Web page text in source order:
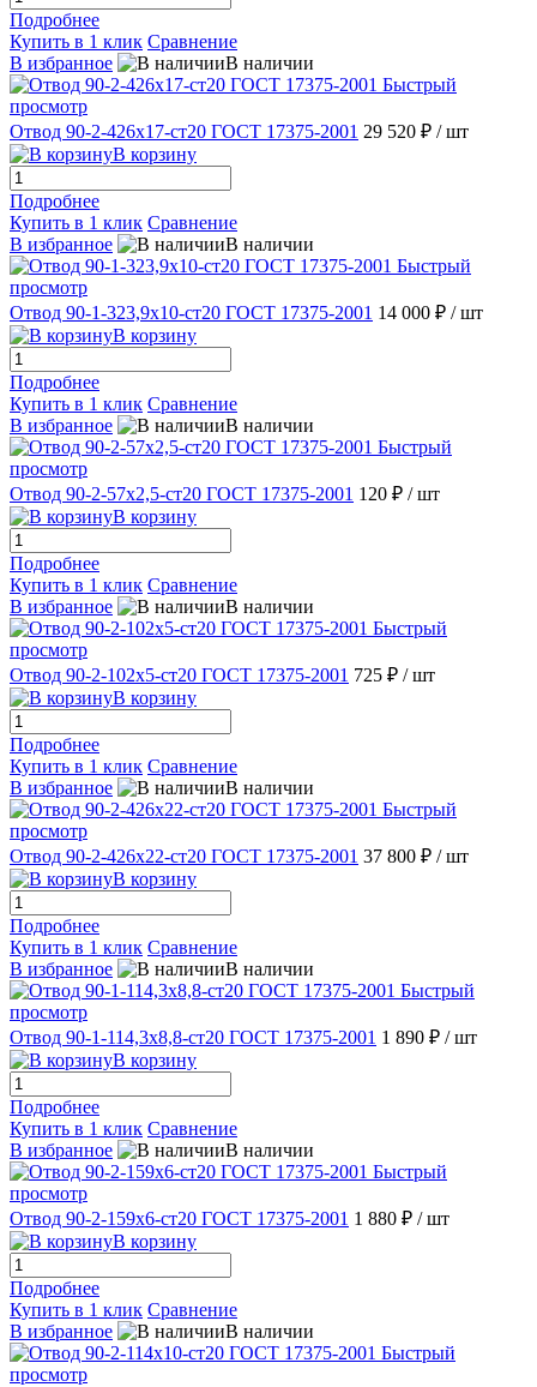
Подробнее
Купить в 1 клик Сравнение
В избранное
В наличии
Быстрый
просмотр
Отвод 90-2-426х17-ст20 ГОСТ 17375-2001 29 520 ₽ / шт
В корзину
Подробнее
Купить в 1 клик Сравнение
В избранное
В наличии
Быстрый
просмотр
Отвод 90-1-323,9х10-ст20 ГОСТ 17375-2001 14 000 ₽ / шт
В корзину
Подробнее
Купить в 1 клик Сравнение
В избранное
В наличии
Быстрый
просмотр
Отвод 90-2-57х2,5-ст20 ГОСТ 17375-2001 120 ₽ / шт
В корзину
Подробнее
Купить в 1 клик Сравнение
В избранное
В наличии
Быстрый
просмотр
Отвод 90-2-102х5-ст20 ГОСТ 17375-2001 725 ₽ / шт
В корзину
Подробнее
Купить в 1 клик Сравнение
В избранное
В наличии
Быстрый
просмотр
Отвод 90-2-426х22-ст20 ГОСТ 17375-2001 37 800 ₽ / шт
В корзину
Подробнее
Купить в 1 клик Сравнение
В избранное
В наличии
Быстрый
просмотр
Отвод 90-1-114,3х8,8-ст20 ГОСТ 17375-2001 1 890 ₽ / шт
В корзину
Подробнее
Купить в 1 клик Сравнение
В избранное
В наличии
Быстрый
просмотр
Отвод 90-2-159х6-ст20 ГОСТ 17375-2001 1 880 ₽ / шт
В корзину
Подробнее
Купить в 1 клик Сравнение
В избранное
В наличии
Быстрый
просмотр